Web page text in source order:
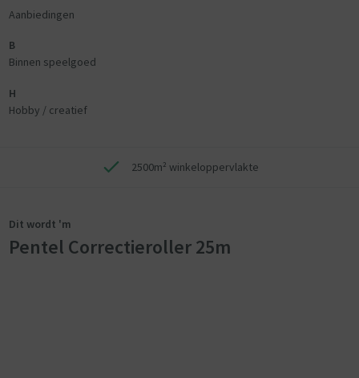
Aanbiedingen
B
Binnen speelgoed
H
Hobby / creatief
2500m² winkeloppervlakte
Dit wordt 'm
Pentel Correctieroller 25m